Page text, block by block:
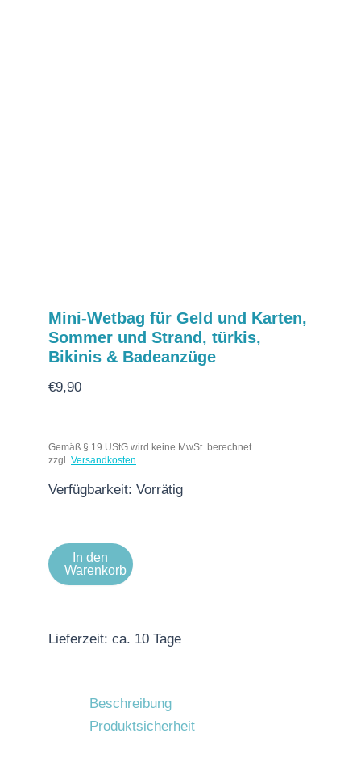
Mini-Wetbag für Geld und Karten,
Sommer und Strand, türkis,
Bikinis & Badeanzüge
€9,90
Gemäß § 19 UStG wird keine MwSt. berechnet.
zzgl. Versandkosten
Verfügbarkeit: Vorrätig
In den
Warenkorb
Lieferzeit: ca. 10 Tage
Beschreibung
Produktsicherheit